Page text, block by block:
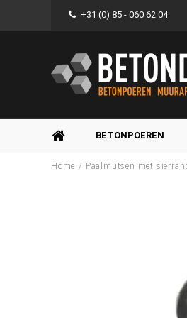
+31 (0) 85 - 060 62 04
BETONPOEREN
Home / Paalmutsen met